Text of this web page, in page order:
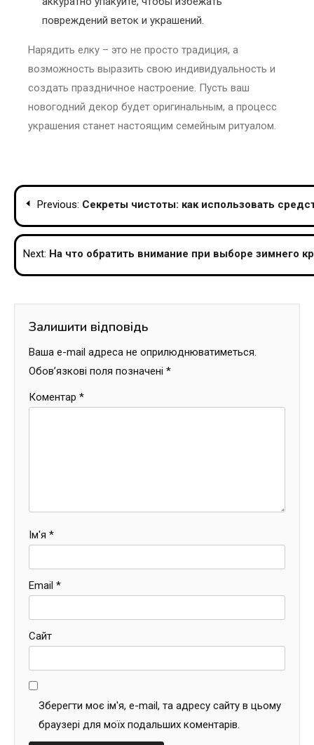
повреждений веток и украшений.
Нарядить елку – это не просто традиция, а
возможность выразить свою индивидуальность и
создать праздничное настроение. Пусть ваш
новогодний декор будет оригинальным, а процесс
украшения станет настоящим семейным ритуалом.
Навігація
записів
Previous: Секреты чистоты: как использовать
Next: На что обратить внимание при выборе зимнего
Залишити відповідь
Ваша e-mail адреса не оприлюднюватиметься.
Обов’язкові поля позначені *
Коментар *
Ім'я *
Email *
Сайт
Зберегти моє ім'я, e-mail, та адресу сайту в цьому
браузері для моїх подальших коментарів.